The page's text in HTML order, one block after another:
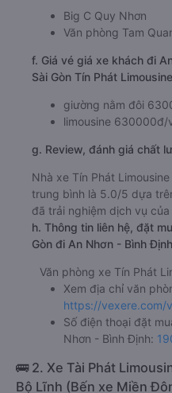
Big C Quy Nhơn
Văn phòng Tam
f. Giá vé giá xe khách đi
Sài Gòn Tín Phát Limousine
giường nằm đôi
limousine 630000đ/
g. Review, đánh giá chất
Nhà xe Tín Phát
trung bình là 5.0/5 dựa
đã trải nghiệm dịch vụ của
h. Thông tin liên hệ, đặt
Gòn đi An Nhơn - Bình
Văn phòng xe Tín Phát
Xem địa chỉ văn
https://vexere.com/
Số điện thoại đặt
Nhơn - Bình Định:
🚌 2. Xe Tài Phát
Bộ Lĩnh (Bến xe Miền